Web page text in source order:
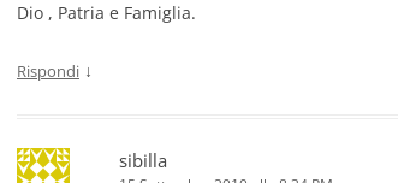
Dio , Patria e Famiglia.
Rispondi ↓
sibilla